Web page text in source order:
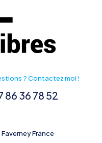
? Contactez moi !
86 36 78 52
Faverney France